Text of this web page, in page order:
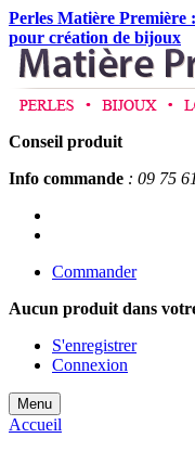
Perles Matière Première
pour création de bijoux
Conseil produit
Info commande : 09 75
Commander
Aucun produit dans
S'enregistrer
Connexion
Menu
Accueil